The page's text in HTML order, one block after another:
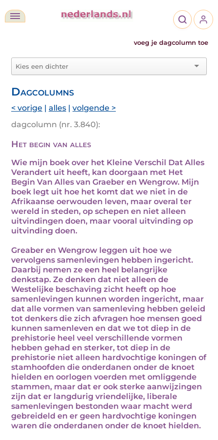
voeg je dagcolumn toe
Dagcolumns
< vorige | alles | volgende >
dagcolumn (nr. 3.840):
Het begin van alles
Wie mijn boek over het Kleine Verschil Dat Alles
Verandert uit heeft, kan doorgaan met Het
Begin Van Alles van Graeber en Wengrow. Mijn
boek legt uit hoe het komt dat we niet in de
Afrikaanse oerwouden leven, maar overal ter
wereld in steden, op schepen en niet alleen
uitvindingen doen, maar vooral uitvinding op
uitvinding doen.
Greaber en Wengrow leggen uit hoe we
vervolgens samenlevingen hebben ingericht.
Daarbij nemen ze een heel belangrijke
denkstap. Ze denken dat niet alleen de
Westelijke beschaving zicht heeft op hoe
samenlevingen kunnen worden ingericht, maar
dat alle vormen van samenleving hebben geleid
tot denkers die zich afvragen hoe mensen goed
kunnen samenleven en dat we tot diep in de
prehistorie heel veel verschillende vormen
hebben gehad en sterker, tot diep in de
prehistorie niet alleen hardvochtige koningen of
stamhoofden die onderdanen onder de knoet
hielden en oorlogen voerden met omliggende
stammen, maar dat er ook sterke aanwijzingen
zijn dat er langdurig vriendelijke, liberale
samenlevingen bestonden waar macht werd
gebreideld en er geen hardvochtige koningen
waren die onderdanen onder de knoet hielden.